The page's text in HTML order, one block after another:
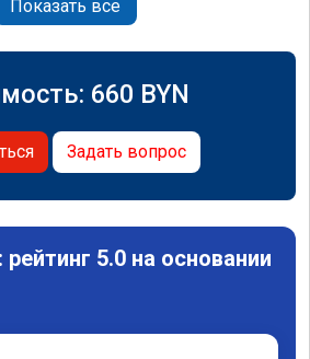
Показать все
660 BYN
Задать вопрос
5.0 на основании